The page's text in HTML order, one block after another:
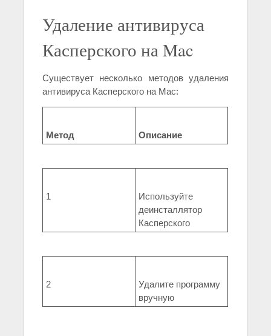
Удаление антивируса
Касперского на Mac
Существует несколько методов удаления
антивируса Касперского на Mac:
Метод Описание
1
Используйте
деинсталлятор
Касперского
2
Удалите программу
вручную